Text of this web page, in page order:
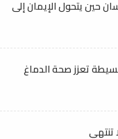
حين يتحول الإيمان إلى
تعزز صحة الدماغ
تنتهي